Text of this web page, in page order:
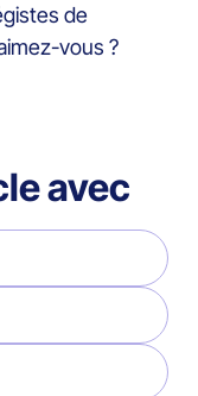
de
vous ?
avec